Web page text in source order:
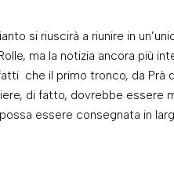
si riuscirà a riunire in
ma la notizia ancora più
che il primo tronco, da Prà
di fatto, dovrebbe essere
essere consegnata in